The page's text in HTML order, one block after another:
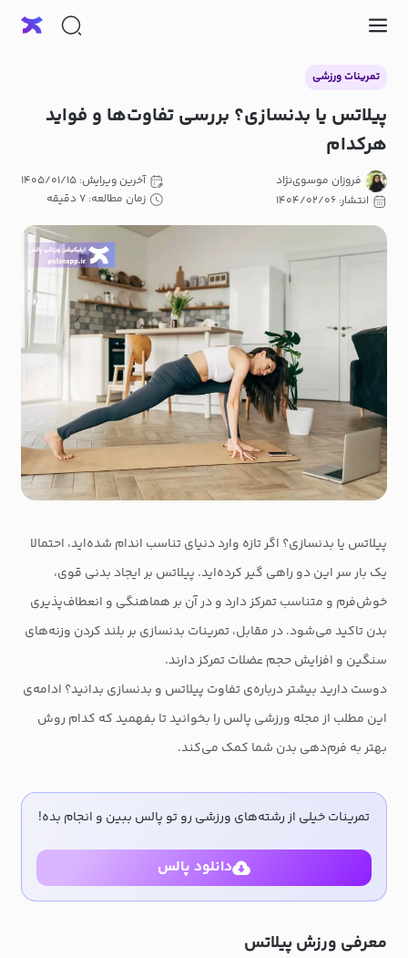
تمرینات ورزشی
پیلاتس یا بدنسازی؟ بررسی تفاوت‌ها و فواید
هرکدام
فروزان موسوی‌نژاد
انتشار: ۱۴۰۴/۰۲/۰۶
آخرین ویرایش: ۱۴۰۵/۰۱/۱۵
زمان مطالعه: ۷ دقیقه
پیلاتس یا بدنسازی؟ اگر تازه وارد دنیای تناسب اندام شده‌اید، احتمالا
یک بار سر این دو راهی گیر کرده‌اید. پیلاتس بر ایجاد بدنی قوی،
خوش‌فرم و متناسب تمرکز دارد و در آن بر هماهنگی و انعطاف‌پذیری
بدن تاکید می‌شود. در مقابل، تمرینات بدنسازی بر بلند کردن وزنه‌های
سنگین و افزایش حجم عضلات تمرکز دارند.
دوست دارید بیشتر درباره‌ی تفاوت پیلاتس و بدنسازی بدانید؟ ادامه‌ی
این مطلب از مجله ورزشی پالس را بخوانید تا بفهمید که کدام روش
بهتر به فرم‌دهی بدن شما کمک می‌کند.
تمرینات خیلی از رشته‌های ورزشی رو تو پالس ببین و انجام بده!
دانلود پالس
معرفی ورزش پیلاتس